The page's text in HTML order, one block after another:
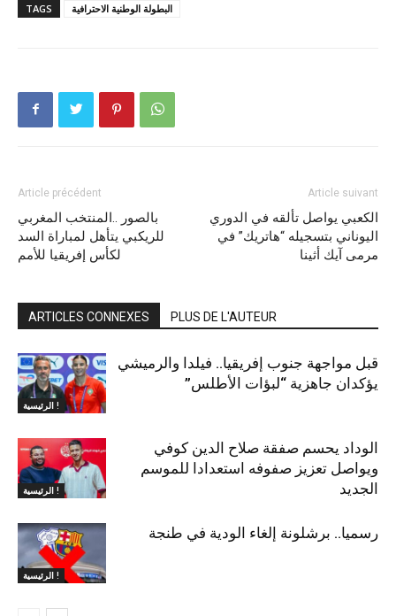
TAGS البطولة الوطنية الاحترافية
Article précédent
بالصور ..المنتخب المغربي
للريكبي يتأهل لمباراة السد
لكأس إفريقيا للأمم
Article suivant
الكعبي يواصل تألقه في الدوري
اليوناني بتسجيله “هاتريك” في
مرمى آيك أثينا
ARTICLES CONNEXES PLUS DE L'AUTEUR
الرئيسية !
قبل مواجهة جنوب إفريقيا.. فيلدا والرميشي
يؤكدان جاهزية “لبؤات الأطلس”
الرئيسية !
الوداد يحسم صفقة صلاح الدين كوفي
ويواصل تعزيز صفوفه استعدادا للموسم
الجديد
الرئيسية !
رسميا.. برشلونة إلغاء الودية في طنجة